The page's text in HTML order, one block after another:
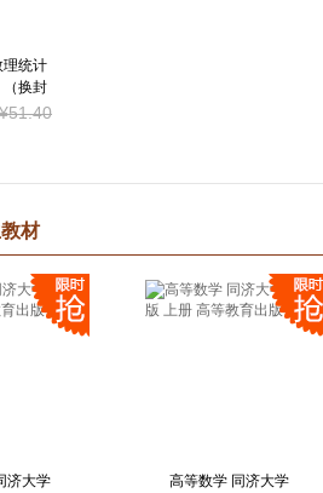
理统计
（换封
¥51.40
材
济大学
高等数学 同济大学